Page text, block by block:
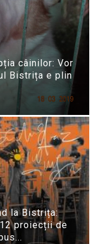
câinilor: Vor
Bistrița e plin
la Bistrița:
proiecții de